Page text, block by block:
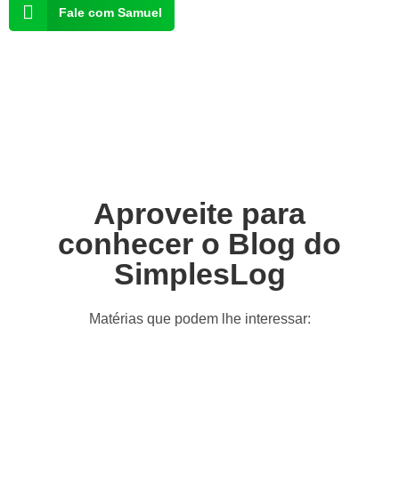
Fale com Samuel
Aproveite para
conhecer o Blog do
SimplesLog
Matérias que podem lhe interessar: